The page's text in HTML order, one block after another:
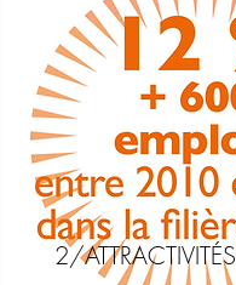
2/ATTRACTIVITÉS